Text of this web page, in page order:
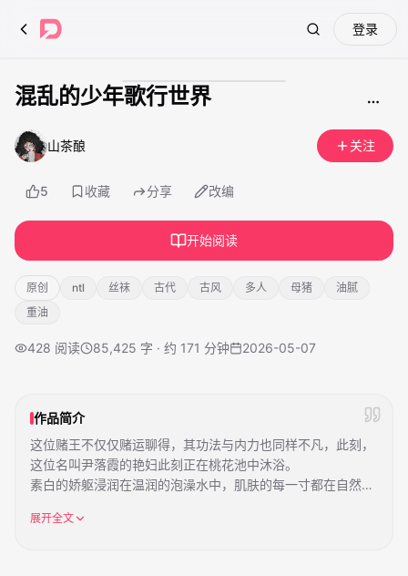
Search登录
混乱的少年歌行世界
山茶酿 关注
5 收藏 分享 改编
开始阅读
原创 ntl 丝袜 古代 古风 多人 母猪
油腻
重油
428 阅读 85,425 字 · 约 171 分钟 2026-05-07
作品简介
这位赌王不仅仅赌运聊得，其功法与内力也同样不凡，此刻，
这位名叫尹落霞的艳妇此刻正在桃花池中沐浴。
素白的娇躯浸润在温润的泡澡水中，肌肤的每一寸都在自然地
肤之亲，刺激每一寸肌肤。
展开全文